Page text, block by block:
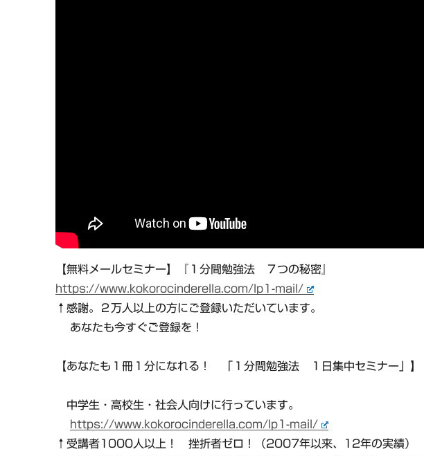
【無料メールセミナー】『１分間勉強法 ７つの秘密』
https://www.kokorocinderella.com/lp1-mail/
↑感謝。２万人以上の方にご登録いただいています。
あなたも今すぐご登録を！
【あなたも１冊１分になれる！ 「１分間勉強法 １日集中セミナー」】
中学生・高校生・社会人向けに行っています。
https://www.kokorocinderella.com/lp1-mail/
↑受講者1000人以上！ 挫折者ゼロ！（2007年以来、12年の実績）